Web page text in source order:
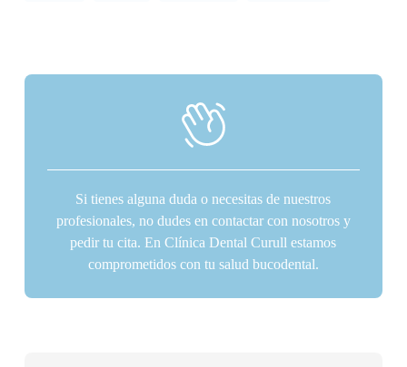
Si tienes alguna duda o necesitas de nuestros
profesionales, no dudes en contactar con nosotros y
pedir tu cita. En Clínica Dental Curull estamos
comprometidos con tu salud bucodental.